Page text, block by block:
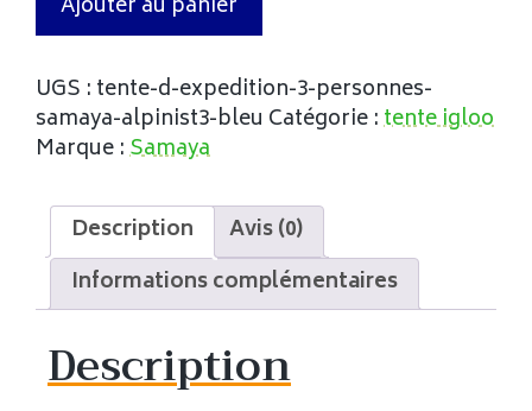
UGS : tente-d-expedition-3-personnes-
samaya-alpinist3-bleu Catégorie :tente igloo
Marque :Samaya
Description
Avis (0)
Informations complémentaires
Description